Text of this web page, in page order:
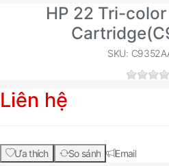
HP 22 Tri-
SKU:
Liên hệ
Ưa thích So sánh Email